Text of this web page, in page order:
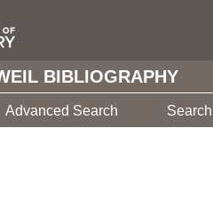
BIBLIOGRAPHY
Advanced Search